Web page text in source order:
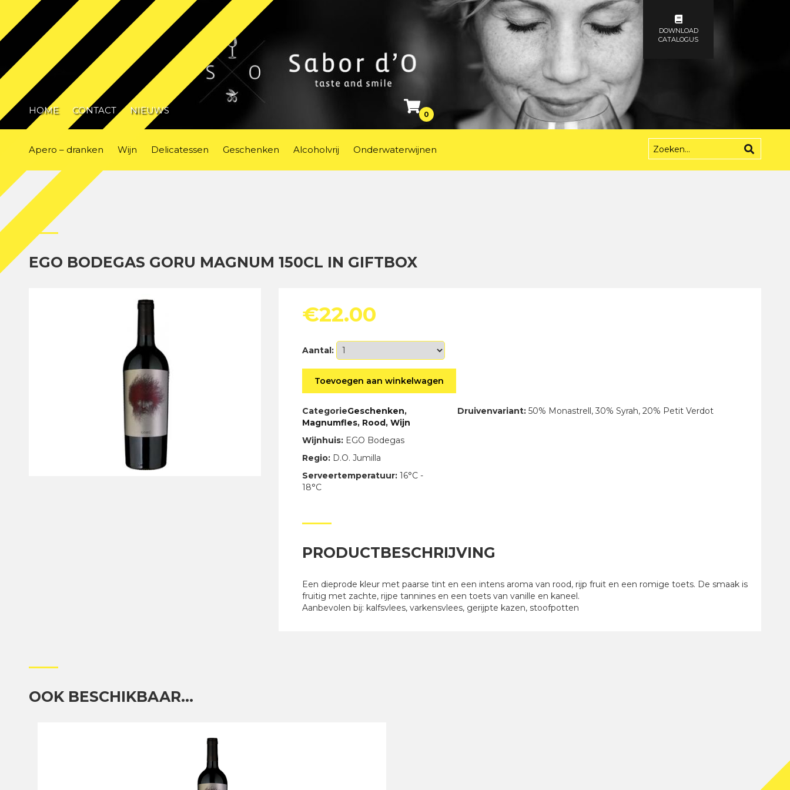
DOWNLOAD
CATALOGUS
HOME CONTACT NIEUWS 0
Apero – dranken Wijn Delicatessen Geschenken Alcoholvrij Onderwaterwijnen
EGO BODEGAS GORU MAGNUM 150CL IN GIFTBOX
€22.00
Aantal:
Bodegas
Magnum
150cl
giftbox
aantal
Toevoegen aan winkelwagen
CategorieGeschenken,
Magnumfles, Rood,Wijn
Wijnhuis: EGO Bodegas
Regio: D.O. Jumilla
Serveertemperatuur: 16°C -
18°C
Druivenvariant: 50% Monastrell, 30% Syrah, 20% Petit Verdot
PRODUCTBESCHRIJVING
Een dieprode kleur met paarse tint en een intens aroma van rood, rijp fruit en een romige toets. De smaak is
fruitig met zachte, rijpe tannines en een toets van vanille en kaneel.
Aanbevolen bij: kalfsvlees, varkensvlees, gerijpte kazen, stoofpotten
OOK BESCHIKBAAR...